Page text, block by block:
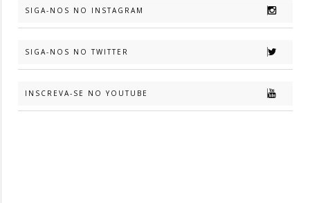
SIGA-NOS NO INSTAGRAM
SIGA-NOS NO TWITTER
INSCREVA-SE NO YOUTUBE